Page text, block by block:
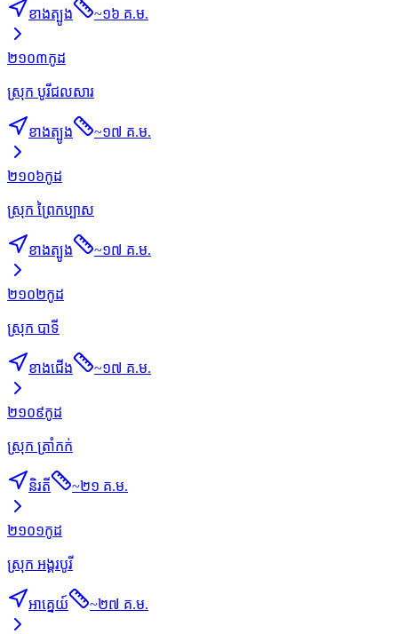
ខាងត្បូង ~១៦ គ.ម.
២១០៣កូដ
ស្រុក បូរីជលសារ
ខាងត្បូង ~១៧ គ.ម.
២១០៦កូដ
ស្រុក ព្រៃកប្បាស
ខាងត្បូង ~១៧ គ.ម.
២១០២កូដ
ស្រុក បាទី
ខាងជើង ~១៧ គ.ម.
២១០៩កូដ
ស្រុក ត្រាំកក់
និរតី ~២១ គ.ម.
២១០១កូដ
ស្រុក អង្គរបូរី
អាគ្នេយ៍ ~២៧ គ.ម.